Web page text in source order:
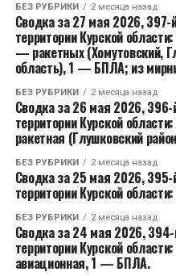
БЕЗ РУБРИКИ 2 месяца назад
Сводка за 27 мая 2026,
территории Курской
— ракетных (Хомутовский,
область), 1 — БПЛА; из
БЕЗ РУБРИКИ 2 месяца назад
Сводка за 26 мая 2026,
территории Курской
ракетная (Глушковский
БЕЗ РУБРИКИ 2 месяца назад
Сводка за 25 мая 2026,
территории Курской
БЕЗ РУБРИКИ 2 месяца назад
Сводка за 24 мая 2026,
территории Курской
авиационная, 1 — БПЛА.